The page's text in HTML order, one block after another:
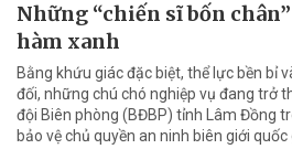
Những “chiến sĩ bốn
hàm xanh
Bằng khứu giác đặc biệt, thể lực bền bỉ
đối, những chú chó nghiệp vụ đang trở
đội Biên phòng (BĐBP) tỉnh Lâm Đồng
bảo vệ chủ quyền an ninh biên giới quốc